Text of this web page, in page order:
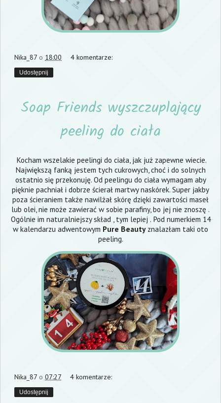
Nika_87 o 18:00 4 komentarze:
Udostępnij
Soap Friends wyszczuplający
peeling do ciała
Kocham wszelakie peelingi do ciała, jak już zapewne wiecie.
Największą fanką jestem tych cukrowych, choć i do solnych
ostatnio się przekonuję. Od peelingu do ciała wymagam aby
pięknie pachniał i dobrze ścierał martwy naskórek. Super jakby
poza ścieraniem także nawilżał skórę dzięki zawartości maseł
lub olei, nie może zawierać w sobie parafiny, bo jej nie znoszę .
Ogólnie im naturalniejszy skład , tym lepiej . Pod numerkiem 14
w kalendarzu adwentowym Pure Beautyznalazłam taki oto
peeling.
Nika_87 o 07:27 4 komentarze:
Udostępnij